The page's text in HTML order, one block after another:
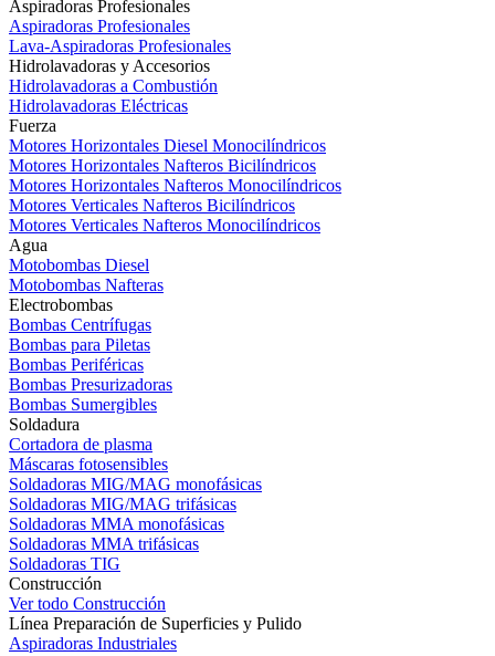
Aspiradoras Profesionales
Aspiradoras Profesionales
Lava-Aspiradoras Profesionales
Hidrolavadoras y Accesorios
Hidrolavadoras a Combustión
Hidrolavadoras Eléctricas
Fuerza
Motores Horizontales Diesel Monocilíndricos
Motores Horizontales Nafteros Bicilíndricos
Motores Horizontales Nafteros Monocilíndricos
Motores Verticales Nafteros Bicilíndricos
Motores Verticales Nafteros Monocilíndricos
Agua
Motobombas Diesel
Motobombas Nafteras
Electrobombas
Bombas Centrífugas
Bombas para Piletas
Bombas Periféricas
Bombas Presurizadoras
Bombas Sumergibles
Soldadura
Cortadora de plasma
Máscaras fotosensibles
Soldadoras MIG/MAG monofásicas
Soldadoras MIG/MAG trifásicas
Soldadoras MMA monofásicas
Soldadoras MMA trifásicas
Soldadoras TIG
Construcción
Ver todo Construcción
Línea Preparación de Superficies y Pulido
Aspiradoras Industriales